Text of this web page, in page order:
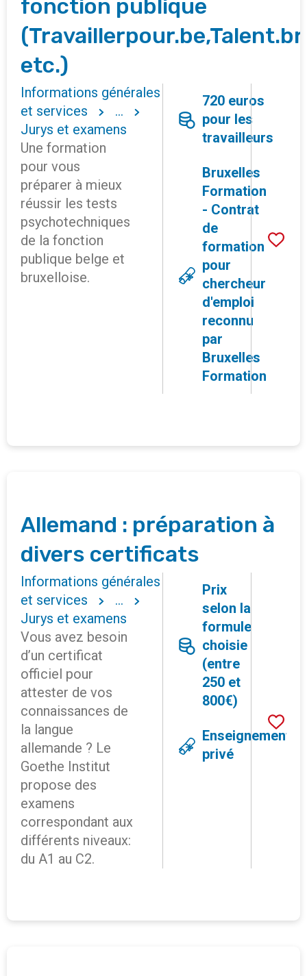
fonction publique
etc.)
Informations générales
et services
...
Jurys et examens
Une formation
pour vous
préparer à mieux
réussir les tests
psychotechniques
de la fonction
publique belge et
bruxelloise.
720 euros
pour les
travailleurs
Bruxelles
Formation
- Contrat
de
formation
pour
chercheur
d'emploi
reconnu
par
Bruxelles
Formation
Allemand : préparation à
divers certificats
Informations générales
et services
...
Jurys et examens
Vous avez besoin
d’un certificat
officiel pour
attester de vos
connaissances de
la langue
allemande ? Le
Goethe Institut
propose des
examens
correspondant aux
différents niveaux:
du A1 au C2.
Prix
selon la
formule
choisie
(entre
250 et
800€)
Enseignement
privé